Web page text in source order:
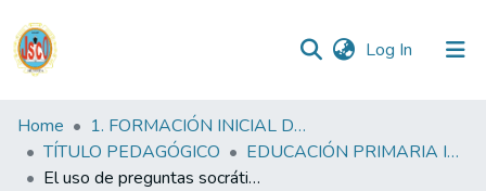
Log In (current)
Communities
&
Collections
Home
1. FORMACIÓN INICIAL DOCENTE
TÍTULO PEDAGÓGICO
EDUCACIÓN PRIMARIA INTERCULTURAL BILINGUE FID
El uso de preguntas socráticas para mejorar mi práctica pedagógica en el desarrollo del pensamiento crítico en el área de personal social con los niños y niñas de educación primaria